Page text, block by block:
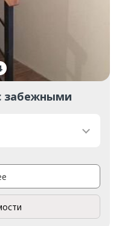
забежными